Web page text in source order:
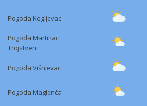
Pogoda Kegljevac
Pogoda Martinac
Trojstveni
Pogoda Višnjevac
Pogoda Maglenča